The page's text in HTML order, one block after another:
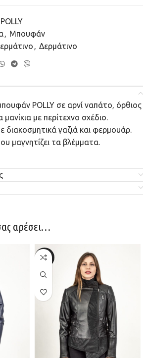
POLLY
, Μπουφάν
, Δερμάτινο
POLLY σε αρνί ναπάτο, όρθιος
με περίτεχνο σχέδιο.
διακοσμητικά γαζιά και φερμουάρ.
μαγνητίζει τα βλέμματα.
αρέσει…
-30%